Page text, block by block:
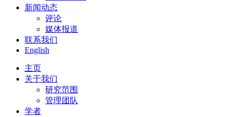
新闻动态
评论
媒体报道
联系我们
English
主页
关于我们
研究范围
管理团队
学者